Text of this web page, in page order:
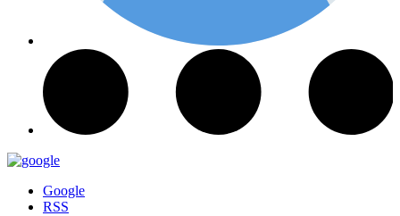
Google
RSS